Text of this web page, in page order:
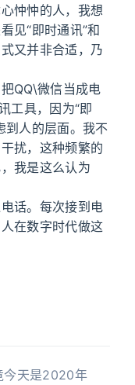
忡忡的人，我想
见“即时通讯”和
又并非合适，乃
QQ\微信当成电
工具，因为“即
到人的层面。我不
扰，这种频繁的
我是这么认为
话。每次接到电
在数字时代做这
今天是2020年